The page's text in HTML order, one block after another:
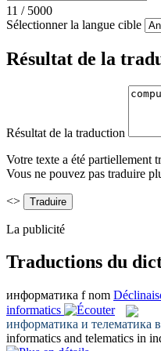
11 / 5000
Sélectionner la langue cible
Résultat de la
Résultat de la traduction
Votre texte a été partiellement
Vous ne pouvez pas traduire
<>
La publicité
Traductions du
информатика f nom
informatics
информатика и телематика
informatics and telematics in